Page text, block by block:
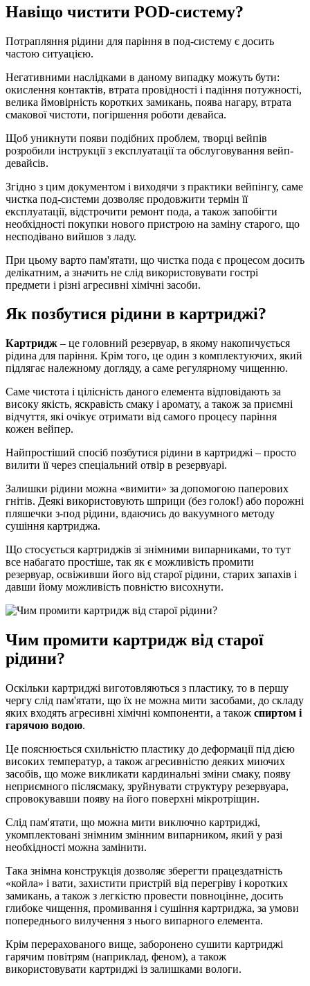
Навіщо чистити POD-систему?
Потрапляння рідини для паріння в под-систему є досить
частою ситуацією.
Негативними наслідками в даному випадку можуть бути:
окислення контактів, втрата провідності і падіння потужності,
велика ймовірність коротких замикань, поява нагару, втрата
смакової чистоти, погіршення роботи девайса.
Щоб уникнути появи подібних проблем, творці вейпів
розробили інструкції з експлуатації та обслуговування вейп-
девайсів.
Згідно з цим документом і виходячи з практики вейпінгу, саме
чистка под-системи дозволяє продовжити термін її
експлуатації, відстрочити ремонт пода, а також запобігти
необхідності покупки нового пристрою на заміну старого, що
несподівано вийшов з ладу.
При цьому варто пам'ятати, що чистка пода є процесом досить
делікатним, а значить не слід використовувати гострі
предмети і різні агресивні хімічні засоби.
Як позбутися рідини в картриджі?
Картридж – це головний резервуар, в якому накопичується
рідина для паріння. Крім того, це один з комплектуючих, який
підлягає належному догляду, а саме регулярному чищенню.
Саме чистота і цілісність даного елемента відповідають за
високу якість, яскравість смаку і аромату, а також за приємні
відчуття, які очікує отримати від самого процесу паріння
кожен вейпер.
Найпростіший спосіб позбутися рідини в картриджі – просто
вилити її через спеціальний отвір в резервуарі.
Залишки рідини можна «вимити» за допомогою паперових
гнітів. Деякі використовують шприци (без голок!) або порожні
пляшечки з-под рідини, вдаючись до вакуумного методу
сушіння картриджа.
Що стосується картриджів зі знімними випарниками, то тут
все набагато простіше, так як є можливість промити
резервуар, освіживши його від старої рідини, старих запахів і
давши йому можливість повністю висохнути.
Чим промити картридж від старої
рідини?
Оскільки картриджі виготовляються з пластику, то в першу
чергу слід пам'ятати, що їх не можна мити засобами, до складу
яких входять агресивні хімічні компоненти, а також спиртом і
гарячою водою.
Це пояснюється схильністю пластику до деформації під дією
високих температур, а також агресивністю деяких миючих
засобів, що може викликати кардинальні зміни смаку, появу
неприємного післясмаку, зруйнувати структуру резервуара,
спровокувавши появу на його поверхні мікротріщин.
Слід пам'ятати, що можна мити виключно картриджі,
укомплектовані знімним змінним випарником, який у разі
необхідності можна замінити.
Така знімна конструкція дозволяє зберегти працездатність
«койла» і вати, захистити пристрій від перегріву і коротких
замикань, а також з легкістю провести повноцінне, досить
глибоке чищення, промивання і сушіння картриджа, за умови
попереднього вилучення з нього випарного елемента.
Крім перерахованого вище, заборонено сушити картриджі
гарячим повітрям (наприклад, феном), а також
використовувати картриджі із залишками вологи.